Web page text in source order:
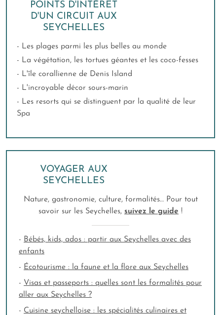
POINTS D'INTÉRÊT
D'UN CIRCUIT AUX
SEYCHELLES
- Les plages parmi les plus belles au monde
- La végétation, les tortues géantes et les coco-fesses
- L'île corallienne de Denis Island
- L'incroyable décor sours-marin
- Les resorts qui se distinguent par la qualité de leur
Spa
VOYAGER AUX
SEYCHELLES
Nature, gastronomie, culture, formalités… Pour tout
savoir sur les Seychelles, suivez le guide !
- Bébés, kids, ados : partir aux Seychelles avec des
enfants
- Écotourisme : la faune et la flore aux Seychelles
- Visas et passeports : quelles sont les formalités pour
aller aux Seychelles ?
- Cuisine seychelloise : les spécialités culinaires et